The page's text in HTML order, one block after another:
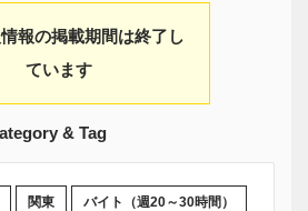
報の掲載期間は終了し
ています
& Tag
関東 バイト（週20～30時間）